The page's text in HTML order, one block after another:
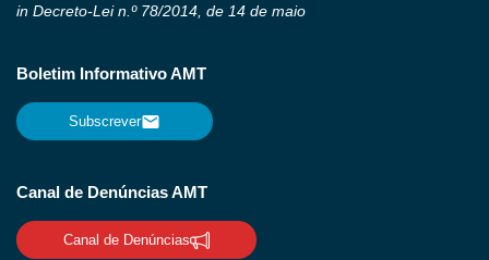
in Decreto-Lei n.º 78/2014, de 14 de maio
Boletim Informativo AMT
Subscrever
Canal de Denúncias AMT
Canal de Denúncias